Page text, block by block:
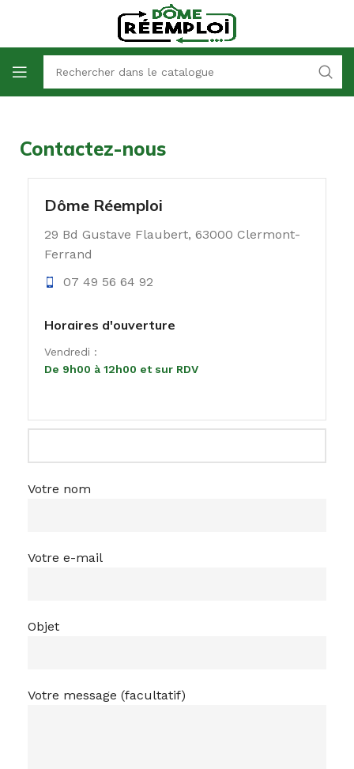
Contactez-nous
Dôme Réemploi
29 Bd Gustave Flaubert, 63000 Clermont-
Ferrand
07 49 56 64 92
Horaires d'ouverture
Vendredi :
De 9h00 à 12h00 et sur RDV
Votre nom
Votre e-mail
Objet
Votre message (facultatif)